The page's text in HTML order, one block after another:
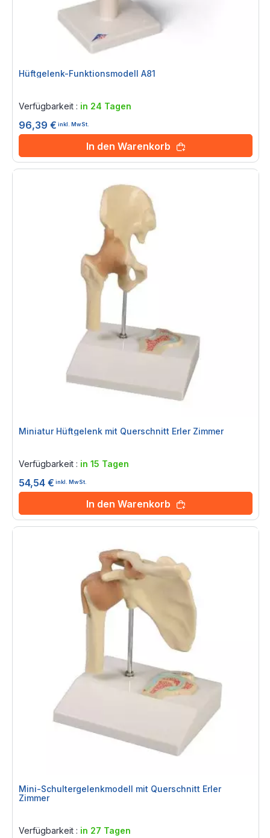
Hüftgelenk-Funktionsmodell A81
Verfügbarkeit : in 24 Tagen
96,39 € inkl. MwSt.
In den Warenkorb
Miniatur Hüftgelenk mit Querschnitt Erler Zimmer
Verfügbarkeit : in 15 Tagen
54,54 € inkl. MwSt.
In den Warenkorb
Mini-Schultergelenkmodell mit Querschnitt Erler
Zimmer
Verfügbarkeit : in 27 Tagen